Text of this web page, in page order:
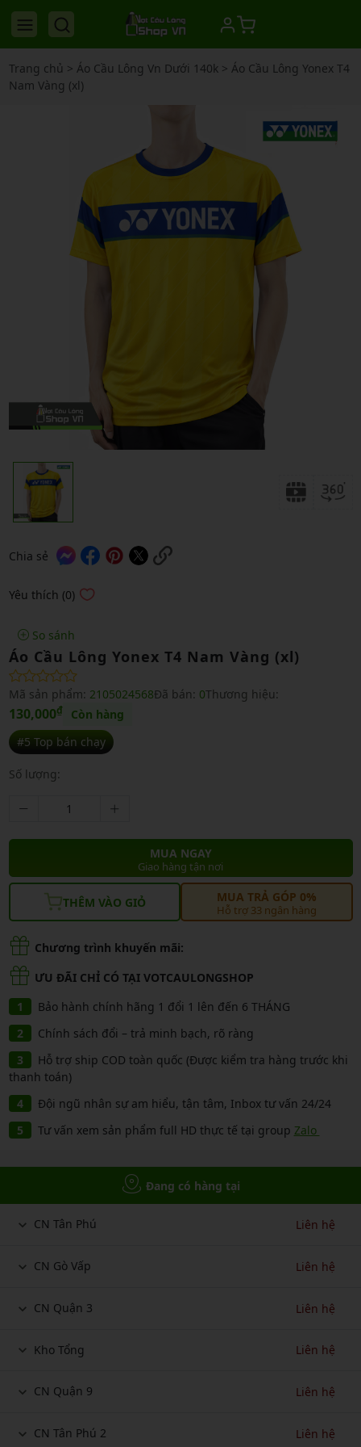
Trang chủ > Áo Cầu Lông Vn Dưới 140k> Áo Cầu Lông Yonex T4
Nam Vàng (xl)
Chia sẻ
Yêu thích (0)
So sánh
Áo Cầu Lông Yonex T4 Nam Vàng (xl)
Mã sản phẩm: 2105024568Đã bán: 0Thương hiệu:
130,000₫
Còn hàng
#5 Top bán chạy
Số lượng:
MUA NGAY
Giao hàng tận nơi
THÊM VÀO GIỎ MUA TRẢ GÓP 0%
Hỗ trợ 33 ngân hàng
Chương trình khuyến mãi:
ƯU ĐÃI CHỈ CÓ TẠI VOTCAULONGSHOP
Bảo hành chính hãng 1 đổi 1 lên đến 6 THÁNG
Chính sách đổi – trả minh bạch, rõ ràng
Hỗ trợ ship COD toàn quốc (Được kiểm tra hàng trước khi
thanh toán)
Đội ngũ nhân sự am hiểu, tận tâm, Inbox tư vấn 24/24
Tư vấn xem sản phẩm full HD thực tế tại group Zalo
Đang có hàng tại
CN Tân Phú Liên hệ
CN Gò Vấp Liên hệ
CN Quận 3 Liên hệ
Kho Tổng Liên hệ
CN Quận 9 Liên hệ
CN Tân Phú 2 Liên hệ